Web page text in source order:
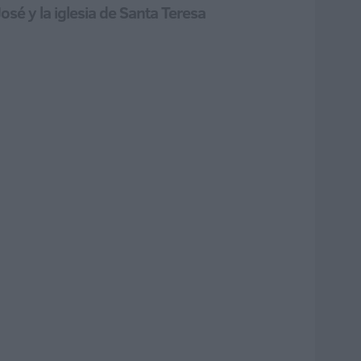
y la iglesia de Santa Teresa